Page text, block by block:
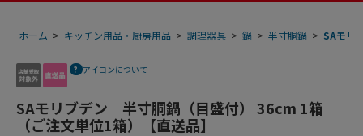
ホーム > キッチン用品・厨房用品 > 調理器具 > 鍋 > 半寸胴鍋 > SAモリ
アイコンについて
SAモリブデン 半寸胴鍋（目盛付） 36cm 1箱
（ご注文単位1箱）【直送品】